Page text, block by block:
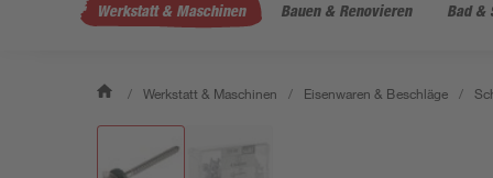
Werkstatt & Maschinen Bauen & Renovieren Bad &
/ Werkstatt & Maschinen / Eisenwaren & Beschläge /